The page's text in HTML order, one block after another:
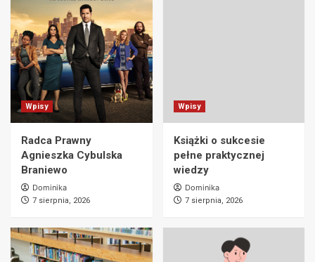
Wpisy
Radca Prawny
Agnieszka Cybulska
Braniewo
Dominika
7 sierpnia, 2026
Wpisy
Książki o sukcesie
pełne praktycznej
wiedzy
Dominika
7 sierpnia, 2026